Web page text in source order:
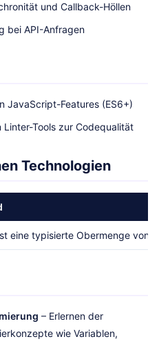
und Callback-Höllen
bei API-Anfragen
JavaScript-Features (ES6+)
Tools zur Codequalität
Technologien
eine typisierte Obermenge von
– Erlernen der
wie Variablen,